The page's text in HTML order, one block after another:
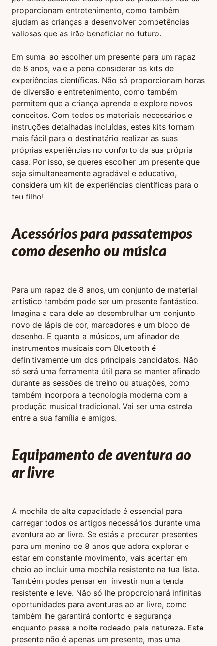
proporcionam entretenimento, como também
ajudam as crianças a desenvolver competências
valiosas que as irão beneficiar no futuro.
Em suma, ao escolher um presente para um rapaz
de 8 anos, vale a pena considerar os kits de
experiências científicas. Não só proporcionam horas
de diversão e entretenimento, como também
permitem que a criança aprenda e explore novos
conceitos. Com todos os materiais necessários e
instruções detalhadas incluídas, estes kits tornam
mais fácil para o destinatário realizar as suas
próprias experiências no conforto da sua própria
casa. Por isso, se queres escolher um presente que
seja simultaneamente agradável e educativo,
considera um kit de experiências científicas para o
teu filho!
Acessórios para passatempos
como desenho ou música
Para um rapaz de 8 anos, um conjunto de material
artístico também pode ser um presente fantástico.
Imagina a cara dele ao desembrulhar um conjunto
novo de lápis de cor, marcadores e um bloco de
desenho. E quanto a músicos, um afinador de
instrumentos musicais com Bluetooth é
definitivamente um dos principais candidatos. Não
só será uma ferramenta útil para se manter afinado
durante as sessões de treino ou atuações, como
também incorpora a tecnologia moderna com a
produção musical tradicional. Vai ser uma estrela
entre a sua família e amigos.
Equipamento de aventura ao
ar livre
A mochila de alta capacidade é essencial para
carregar todos os artigos necessários durante uma
aventura ao ar livre. Se estás a procurar presentes
para um menino de 8 anos que adora explorar e
estar em constante movimento, vais acertar em
cheio ao incluir uma mochila resistente na tua lista.
Também podes pensar em investir numa tenda
resistente e leve. Não só lhe proporcionará infinitas
oportunidades para aventuras ao ar livre, como
também lhe garantirá conforto e segurança
enquanto passa a noite rodeado pela natureza. Este
presente não é apenas um presente, mas uma